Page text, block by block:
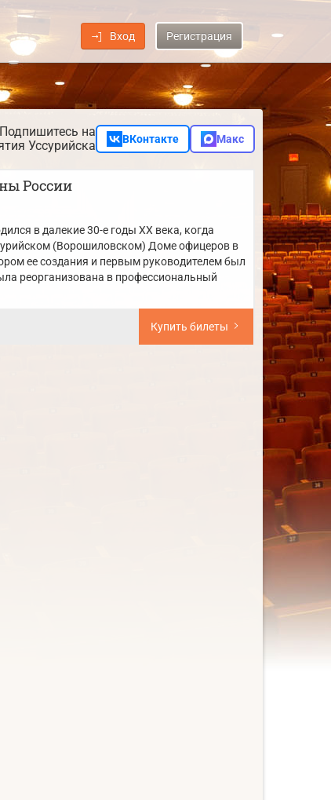
Вход Регистрация
Подпишитесь на
Уссурийска
ВКонтакте Макс
России
в далекие 30-е годы XX века, когда
(Ворошиловском) Доме офицеров в
ее создания и первым руководителем был
реорганизована в профессиональный
Купить билеты